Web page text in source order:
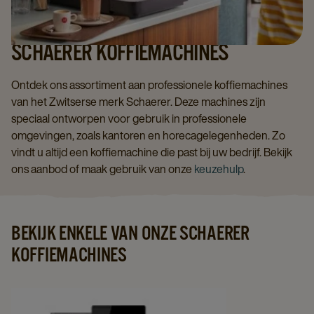
SCHAERER KOFFIEMACHINES
Ontdek ons assortiment aan professionele koffiemachines
van het Zwitserse merk Schaerer. Deze machines zijn
speciaal ontworpen voor gebruik in professionele
omgevingen, zoals kantoren en horecagelegenheden. Zo
vindt u altijd een koffiemachine die past bij uw bedrijf. Bekijk
ons aanbod of maak gebruik van onze keuzehulp.
BEKIJK ENKELE VAN ONZE SCHAERER
KOFFIEMACHINES